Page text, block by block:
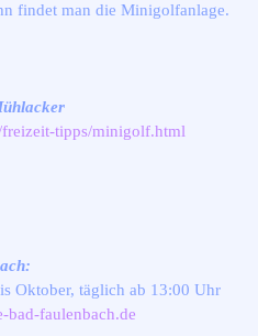
findet man die Minigolfanlage.
tipps/minigolf.html
Oktober, täglich ab 13:00 Uhr
faulenbach.de